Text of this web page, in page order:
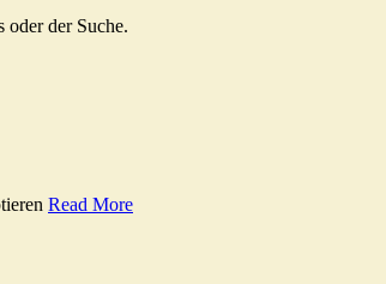
oder der Suche.
Read More